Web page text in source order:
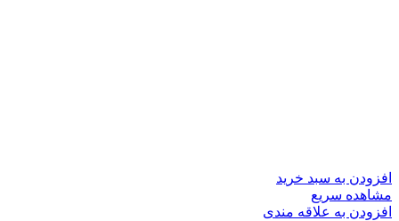
افزودن به سبد خرید
مشاهده سریع
افزودن به علاقه مندی